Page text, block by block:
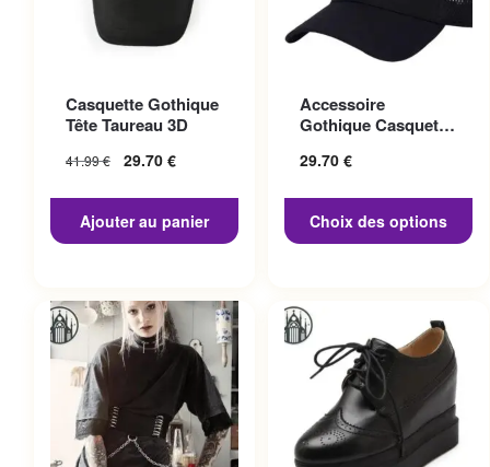
Casquette Gothique
Tête Taureau 3D
41.99€ 29.70 €
Ajouter au panier
Accessoire
Gothique Casquette
29.70 €
Choix des options
variations. Les options
peuvent être choisies sur la
page du produit